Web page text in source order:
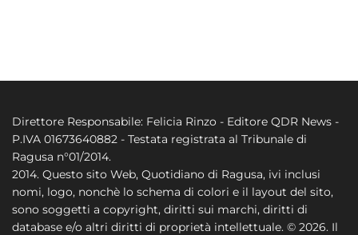
Identificare i dispositivi in base alle informazioni
trasmesse automaticamente.
Utilizzare dati di geolocalizzazione precisi,
Riconoscere i dispositivi in base a informazioni
richieste attivamente.
Direttore Responsabile: Felicia Rinzo - Editore QDR News -
P.IVA 01673640882 - Testata registrata al Tribunale di
Ragusa n°01/2014.
2014. Questo sito Web, Quotidiano di Ragusa, ivi inclusi
nomi, logo, nonchè lo schema di colori e il layout del sito,
sono soggetti a copyright, diritti sui marchi, diritti di
database e/o altri diritti di proprietà intellettuale. © 2026. Il